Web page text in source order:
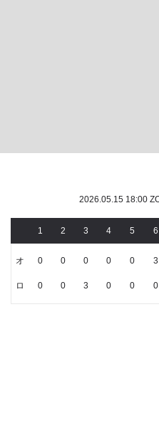
2026.05.15 18:00
1 2 3 4 5 6
オ 0 0 0 0 0 3
ロ 0 0 3 0 0 0